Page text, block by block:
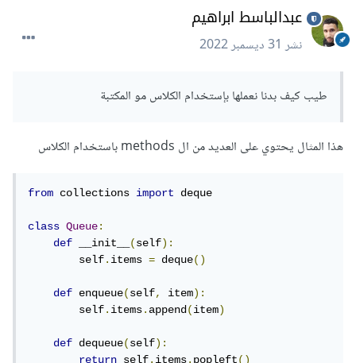
عبدالباسط ابراهيم
نشر31 ديسمبر 2022
طيب كيف بدنا نعملها بإستخدام الكلاس مو المكتبة
هذا المثال يحتوي على العديد من ال methods باستخدام الكلاس
from collections import
class Queue:
def
__init__(self):
        self
.items = deque()
def enqueue(self, item):
        self
.items.append(item)
def dequeue(self):
return self.items.popleft()